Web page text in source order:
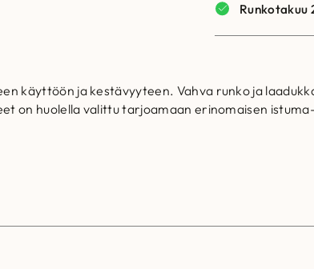
Runkotakuu
käyttöön ja kestävyyteen. Vahva runko ja
on huolella valittu tarjoamaan erinomaisen